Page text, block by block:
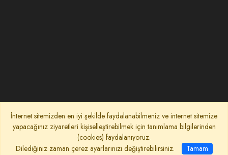
İnternet sitemizden en iyi şekilde faydalanabilmeniz ve internet sitemize
yapacağınız ziyaretleri kişiselleştirebilmek için tanımlama bilgilerinden
(cookies) faydalanıyoruz.
Dilediğiniz zaman çerez ayarlarınızı değiştirebilirsiniz.
Tamam